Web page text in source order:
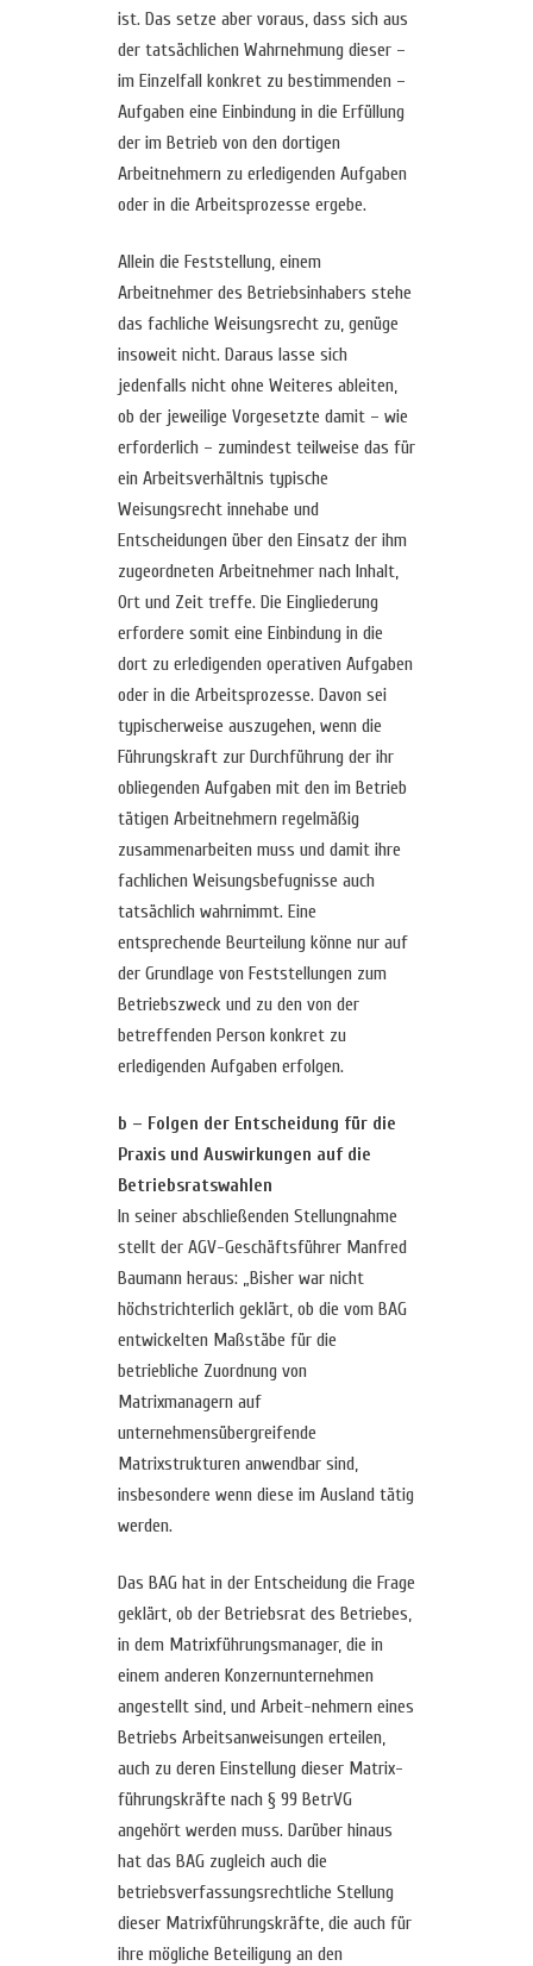
ist. Das setze aber voraus, dass sich aus
der tatsächlichen Wahrnehmung dieser –
im Einzelfall konkret zu bestimmenden –
Aufgaben eine Einbindung in die Erfüllung
der im Betrieb von den dortigen
Arbeitnehmern zu erledigenden Aufgaben
oder in die Arbeitsprozesse ergebe.
Allein die Feststellung, einem
Arbeitnehmer des Betriebsinhabers stehe
das fachliche Weisungsrecht zu, genüge
insoweit nicht. Daraus lasse sich
jedenfalls nicht ohne Weiteres ableiten,
ob der jeweilige Vorgesetzte damit – wie
erforderlich – zumindest teilweise das für
ein Arbeitsverhältnis typische
Weisungsrecht innehabe und
Entscheidungen über den Einsatz der ihm
zugeordneten Arbeitnehmer nach Inhalt,
Ort und Zeit treffe. Die Eingliederung
erfordere somit eine Einbindung in die
dort zu erledigenden operativen Aufgaben
oder in die Arbeitsprozesse. Davon sei
typischerweise auszugehen, wenn die
Führungskraft zur Durchführung der ihr
obliegenden Aufgaben mit den im Betrieb
tätigen Arbeitnehmern regelmäßig
zusammenarbeiten muss und damit ihre
fachlichen Weisungsbefugnisse auch
tatsächlich wahrnimmt. Eine
entsprechende Beurteilung könne nur auf
der Grundlage von Feststellungen zum
Betriebszweck und zu den von der
betreffenden Person konkret zu
erledigenden Aufgaben erfolgen.
b – Folgen der Entscheidung für die
Praxis und Auswirkungen auf die
Betriebsratswahlen
In seiner abschließenden Stellungnahme
stellt der AGV-Geschäftsführer Manfred
Baumann heraus: „Bisher war nicht
höchstrichterlich geklärt, ob die vom BAG
entwickelten Maßstäbe für die
betriebliche Zuordnung von
Matrixmanagern auf
unternehmensübergreifende
Matrixstrukturen anwendbar sind,
insbesondere wenn diese im Ausland tätig
werden.
Das BAG hat in der Entscheidung die Frage
geklärt, ob der Betriebsrat des Betriebes,
in dem Matrixführungsmanager, die in
einem anderen Konzernunternehmen
angestellt sind, und Arbeit-nehmern eines
Betriebs Arbeitsanweisungen erteilen,
auch zu deren Einstellung dieser Matrix-
führungskräfte nach § 99 BetrVG
angehört werden muss. Darüber hinaus
hat das BAG zugleich auch die
betriebsverfassungsrechtliche Stellung
dieser Matrixführungskräfte, die auch für
ihre mögliche Beteiligung an den